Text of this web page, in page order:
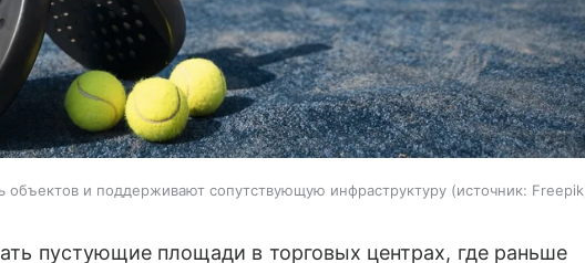
и поддерживают сопутствующую инфраструктуру источник: Freepik
пустующие площади в торговых центрах, где раньше